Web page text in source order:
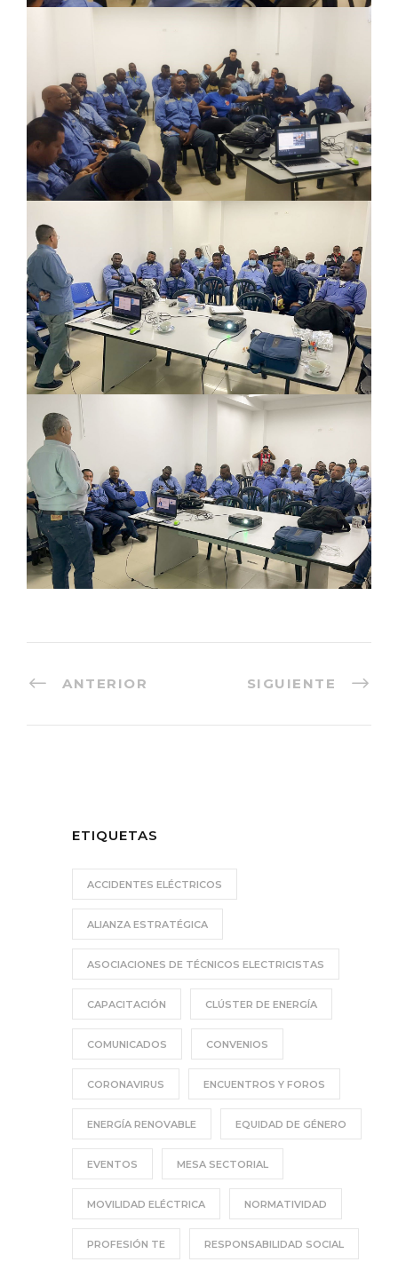
ANTERIOR SIGUIENTE
ETIQUETAS
ACCIDENTES ELÉCTRICOS
ALIANZA ESTRATÉGICA
ASOCIACIONES DE TÉCNICOS ELECTRICISTAS
CAPACITACIÓN CLÚSTER DE ENERGÍA
COMUNICADOS CONVENIOS
CORONAVIRUS ENCUENTROS Y FOROS
ENERGÍA RENOVABLE EQUIDAD DE GÉNERO
EVENTOS MESA SECTORIAL
MOVILIDAD ELÉCTRICA NORMATIVIDAD
PROFESIÓN TE RESPONSABILIDAD SOCIAL